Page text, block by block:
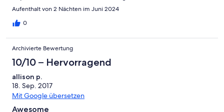
Aufenthalt von 2 Nächten im Juni 2024
0
Archivierte Bewertung
10/10 – Hervorragend
allison p.
18. Sep. 2017
Mit Google übersetzen
Awesome